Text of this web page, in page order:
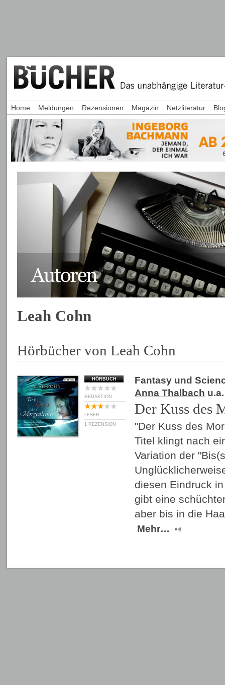
Leah Cohn
Hörbücher von Leah Cohn
HÖRBUCH
REDAKTION
LESER
1 REZENSION
Fantasy und
Anna Thalbach u.a.
Der Kuss des
"Der Kuss des
Titel klingt nach
Variation der
diesen Eindruck
gibt eine
aber bis in die
Mehr…
Home Meldungen Rezensionen Magazin Netzliteratur